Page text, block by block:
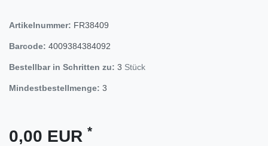
Artikelnummer: FR38409
Barcode: 4009384384092
Bestellbar in Schritten zu: 3 Stück
Mindestbestellmenge: 3
0,00 EUR *